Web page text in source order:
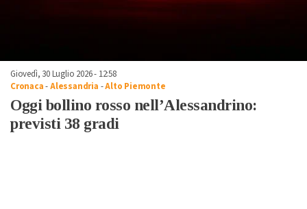
Giovedì, 30 Luglio 2026 - 12:58
Cronaca-Alessandria -Alto Piemonte
Oggi bollino rosso nell’Alessandrino:
previsti 38 gradi